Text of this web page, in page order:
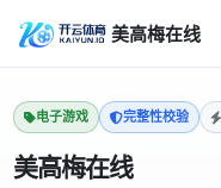
美高梅在线
电子游戏 完整性校验
美高梅在线